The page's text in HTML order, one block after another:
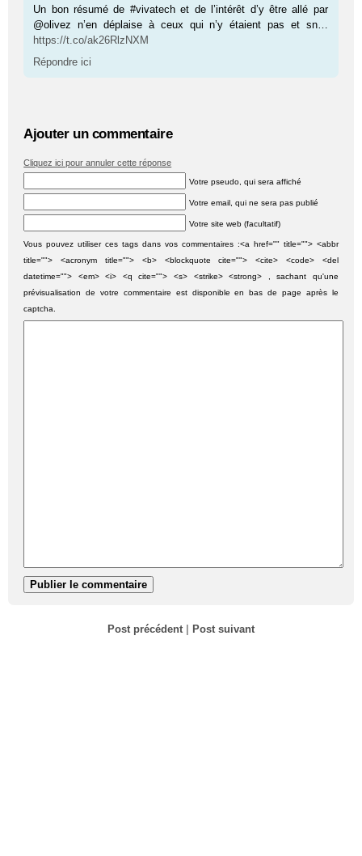
Un bon résumé de #vivatech et de l’intérêt d’y être allé par
@olivez n’en déplaise à ceux qui n’y étaient pas et sn…
https://t.co/ak26RlzNXM
Répondre ici
Ajouter un commentaire
Cliquez ici pour annuler cette réponse
Votre pseudo, qui sera affiché
Votre email, qui ne sera pas publié
Votre site web (facultatif)
Vous pouvez utiliser ces tags dans vos commentaires :<a href="" title=""> <abbr
title=""> <acronym title=""> <b> <blockquote cite=""> <cite> <code> <del
datetime=""> <em> <i> <q cite=""> <s> <strike> <strong> , sachant qu'une
prévisualisation de votre commentaire est disponible en bas de page après le
captcha.
Post précédent Post suivant